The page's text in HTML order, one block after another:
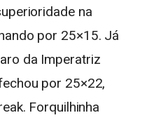
na
por 25×15. Já
da Imperatriz
por 25×22,
Forquilhinha